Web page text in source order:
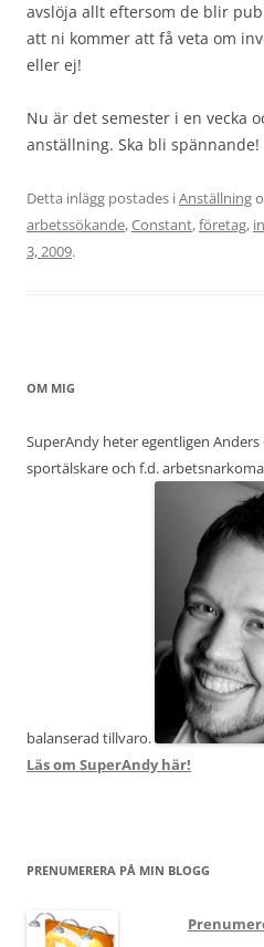
avslöja allt eftersom de blir
att ni kommer att få veta om
eller ej!
Nu är det semester i en vecka
anställning. Ska bli spännande!
Detta inlägg postades iAnställning
arbetssökande,Constant,företag,
3, 2009.
OM MIG
SuperAndy heter egentligen
sportälskare och f.d.
balanserad tillvaro.
Läs om SuperAndy här!
PRENUMERERA PÅ MIN BLOGG